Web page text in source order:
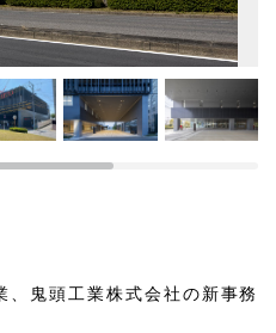
鬼頭工業株式会社の新事務